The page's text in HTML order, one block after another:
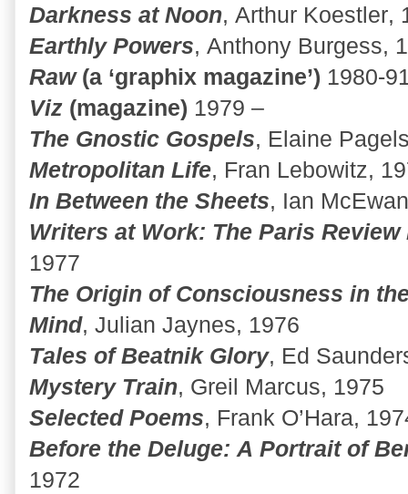
Darkness at Noon, Arthur Koestler,
Earthly Powers, Anthony Burgess,
Raw(a ‘graphix magazine’) 1980-
Viz (magazine) 1979 –
The Gnostic Gospels, Elaine
Metropolitan Life, Fran Lebowitz,
In Between the Sheets, Ian
Writers at Work: The Paris
1977
The Origin of Consciousness in
Mind, Julian Jaynes, 1976
Tales of Beatnik Glory, Ed
Mystery Train, Greil Marcus, 1975
Selected Poems, Frank O’Hara,
Before the Deluge: A Portrait of
1972